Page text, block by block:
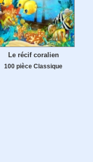
Le récif coralien
100 pièce Classique